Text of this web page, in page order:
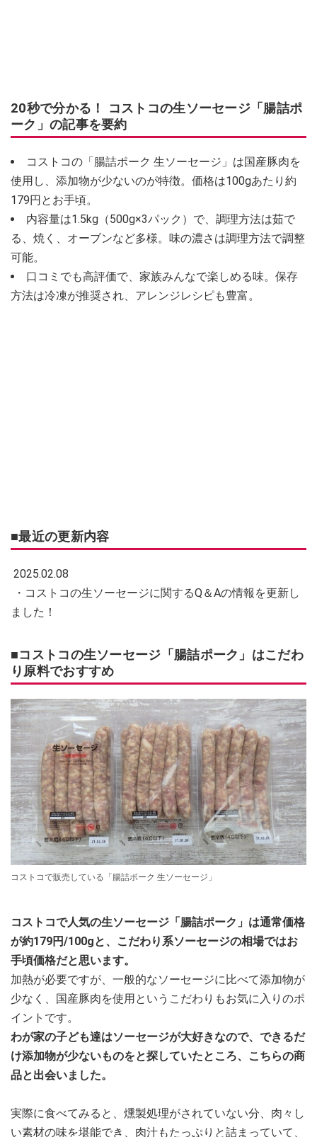
20秒で分かる！ コストコの生ソーセージ「腸詰ポ
ーク」の記事を要約
コストコの「腸詰ポーク 生ソーセージ」は国産豚肉を
使用し、添加物が少ないのが特徴。価格は100gあたり約
179円とお手頃。
内容量は1.5kg（500g×3パック）で、調理方法は茹で
る、焼く、オーブンなど多様。味の濃さは調理方法で調整
可能。
口コミでも高評価で、家族みんなで楽しめる味。保存
方法は冷凍が推奨され、アレンジレシピも豊富。
■最近の更新内容
2025.02.08
・コストコの生ソーセージに関するQ＆Aの情報を更新し
ました！
■コストコの生ソーセージ「腸詰ポーク」はこだわ
り原料でおすすめ
コストコで販売している「腸詰ポーク 生ソーセージ」
コストコで人気の生ソーセージ「腸詰ポーク」は通常価格
が約179円/100gと、こだわり系ソーセージの相場ではお
手頃価格だと思います。
加熱が必要ですが、一般的なソーセージに比べて添加物が
少なく、国産豚肉を使用というこだわりもお気に入りのポ
イントです。
わが家の子ども達はソーセージが大好きなので、できるだ
け添加物が少ないものをと探していたところ、こちらの商
品と出会いました。
実際に食べてみると、燻製処理がされていない分、肉々し
い素材の味を堪能でき、肉汁もたっぷりと詰まっていて、